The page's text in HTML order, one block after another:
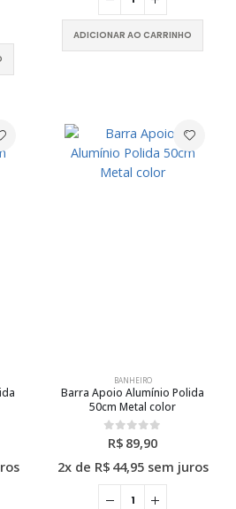
ADICIONAR AO CARRINHO
BANHEIRO
Barra Apoio Alumínio Polida
50cm Metal color
0out of 5
R$ 89,90
2x de R$ 44,95 sem juros